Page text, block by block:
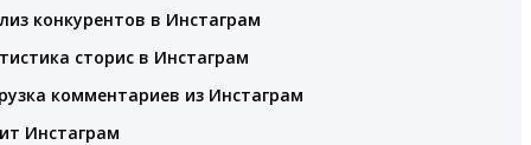
конкурентов в Инстаграм
сторис в Инстаграм
комментариев из Инстаграм
Инстаграм